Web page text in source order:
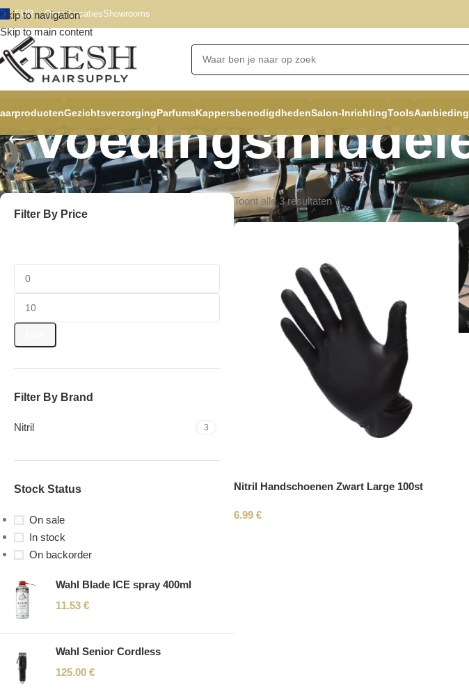
Skip to navigation
Skip to main content
EUR Onze LocatiesShowrooms
GezichtsverzorgingParfumsKappersbenodigdhedenSalon-InrichtingTools
Filter By Price
Filter By Brand
Nitril 3
Stock Status
On sale
In stock
On backorder
Wahl Blade ICE spray 400ml
11.53 €
Wahl Senior Cordless
125.00 €
Toont alle 3 resultaten
Nitril Handschoenen Zwart Large 100st
6.99 €